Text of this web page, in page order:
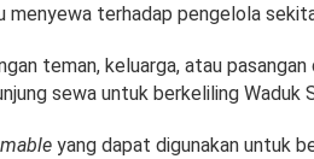
menyewa terhadap pengelola
teman, keluarga, atau
sewa untuk berkeliling Waduk
yang dapat digunakan untuk